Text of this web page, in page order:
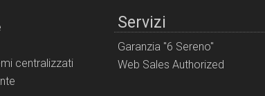
centralizzati
Servizi
Garanzia "6 Sereno"
Web Sales Authorized